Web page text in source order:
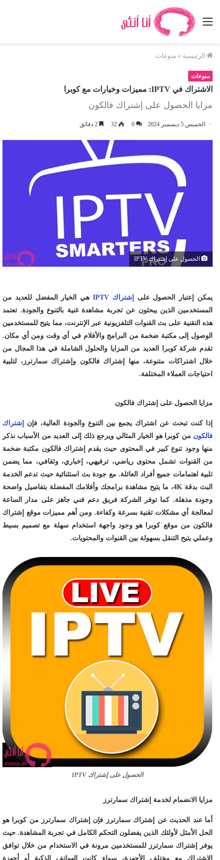
القائمة
الرئيسية » منوعات
منوعات
الاشتراك في IPTV: مميزات وخيارات مع كوبرا
مزايا الحصول على إشتراك فالكون
الخميس 5 ديسمبر 2024 0
32
الحصول على إشتراك IPTV
يمكن إعتبار الحصول على إشتراك IPTV
هي الخيار المفضل للعديد من
المستخدمين الذين يبحثون عن تجربة مشاهدة غنية بالتنوع والجودة. تعتمد
هذه التقنية على بث القنوات التلفزيونية عبر الإنترنت، مما يتيح للمستخدمين
الوصول إلى مكتبة ضخمة من البرامج والأفلام في أي وقت ومن أي مكان.
تقدم شركة كوبرا العديد من المزايا والحلول الشاملة في هذا المجال من
خلال اشتراكات متنوعة، منها إشتراك فالكون وإشتراك سمارترز، لتلبية
احتياجات العملاء المختلفة.
مزايا الحصول على إشتراك فالكون
إذا كنت تبحث عن اشتراك يجمع بين التنوع والجودة العالية، فإن
إشتراك
فالكون من كوبرا هو الخيار المثالي ويرجع ذلك إلى العديد من الأسباب نذكر
منها وجود تنوع كبير في المحتوى حيث يقدم إشتراك فالكون مكتبة ضخمة
من القنوات تشمل محتوى رياضي، ترفيهي، إخباري، وثقافي، مما يضمن
تلبية اهتمامات جميع أفراد العائلة. مع جودة بث استثنائية حيث تدعم الخدمة
البث بدقة 4K، ما يتيح مشاهدة برامجك وأفلامك المفضلة بتفاصيل واضحة
وجودة مذهلة. كما توفر الشركة فريق دعم فني جاهز على مدار الساعة
لمعالجة أي مشكلات تقنية بسرعة وكفاءة. ومن أهم مميزات موقع إشتراك
فالكون من موقع كوبرا هو وجود واجهة استخدام سهلة مع تصميم بسيط
وعملي يتيح التنقل بسهولة بين القنوات والمحتويات.
الحصول على إشتراك IPTV
مزايا الانضمام لخدمة إشتراك سمارترز
أما عند الحديث عن إشتراك سمارترز فإن إشتراك سمارترز من كوبرا هو
الحل الأمثل لأولئك الذين يفضلون التحكم الكامل في تجربة المشاهدة. حيث
يوفر إشتراك سمارترز للمستخدمين مرونة في الاستخدام من خلال توافق
الاشتراك مع مختلف الأجهزة، سواء كانت الهواتف الذكية أو أجهزة